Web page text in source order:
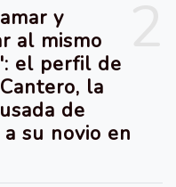
y
al mismo
el perfil de
la
de
a su novio en